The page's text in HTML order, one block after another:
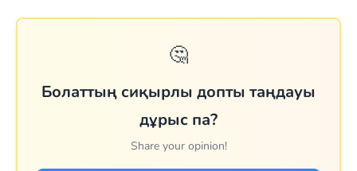
🤔
Болаттың сиқырлы допты таңдауы
дұрыс па?
Share your opinion!